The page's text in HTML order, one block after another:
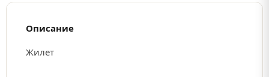
Описание
Жилет